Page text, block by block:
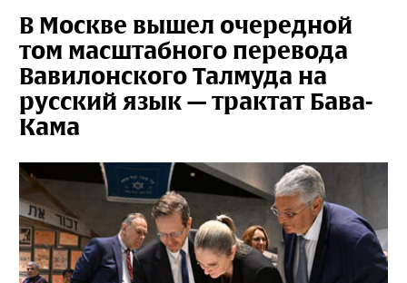
В Москве вышел очередной
том масштабного перевода
Вавилонского Талмуда на
русский язык — трактат Бава-
Кама